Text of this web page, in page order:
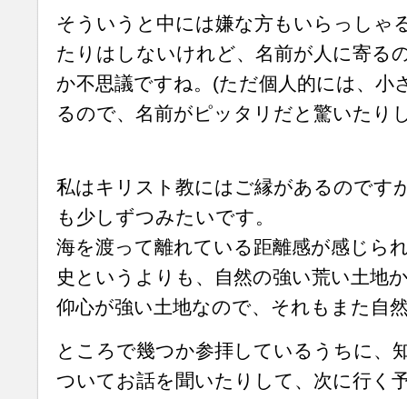
そういうと中には嫌な方もいらっしゃ
たりはしないけれど、名前が人に寄る
か不思議ですね。(ただ個人的には、小
るので、名前がピッタリだと驚いたり
私はキリスト教にはご縁があるのです
も少しずつみたいです。
海を渡って離れている距離感が感じら
史というよりも、自然の強い荒い土地
仰心が強い土地なので、それもまた自
ところで幾つか参拝しているうちに、
ついてお話を聞いたりして、次に行く